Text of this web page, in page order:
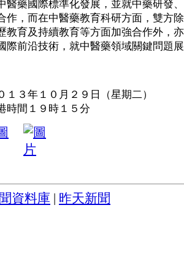
醫藥國際標準化發展，並就中藥研發
作，而在中醫藥教育科研方面，雙方
教育及持續教育等方面加強合作外，
際前沿技術，就中醫藥領域關鍵問題
１３年１０月２９日（星期二）
時間１９時１５分
資料庫 昨天新聞